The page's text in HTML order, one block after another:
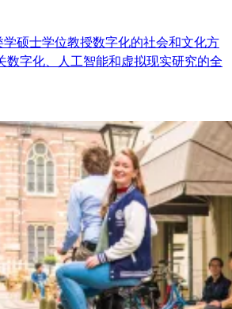
硕士学位教授数字化的社会和文化方
数字化、人工智能和虚拟现实研究的全